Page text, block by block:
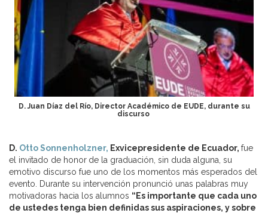
D. Juan Díaz del Río, Director Académico de EUDE, durante su
discurso
D. Otto Sonnenholzner, Exvicepresidente de Ecuador, fue
el invitado de honor de la graduación, sin duda alguna, su
emotivo discurso fue uno de los momentos más esperados del
evento. Durante su intervención pronunció unas palabras muy
motivadoras hacia los alumnos “Es importante que cada uno
de ustedes tenga bien definidas sus aspiraciones, y sobre